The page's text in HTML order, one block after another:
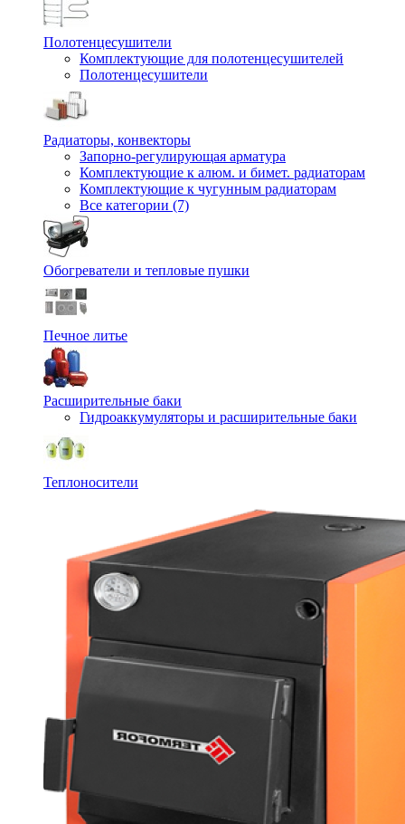
Полотенцесушители
Комплектующие для полотенцесушителей
Полотенцесушители
Радиаторы, конвекторы
Запорно-регулирующая арматура
Комплектующие к алюм. и бимет. радиаторам
Комплектующие к чугунным радиаторам
Все категории (7)
Обогреватели и тепловые пушки
Печное литье
Расширительные баки
Гидроаккумуляторы и расширительные баки
Теплоносители